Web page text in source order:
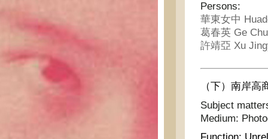
Persons:
華東女中
葛春英 Ge
許靖亞 Xu
（下）南岸
Subject
Medium: